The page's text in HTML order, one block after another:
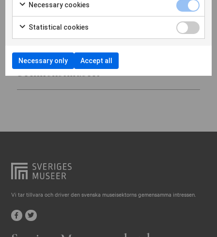
Statens musikverk
Östergötlands museum
S
Scenkonstmuseet
Vi tar tillvara och driver den svenska museisektorns gemensamma intressen.
Necessary cookies
Statistical cookies
Necessary only Accept all